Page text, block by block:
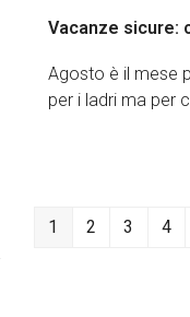
Vacanze sicure:
Agosto è il mese
per i ladri ma per
Pagina
1 Pagina
2 Pagina
3 4